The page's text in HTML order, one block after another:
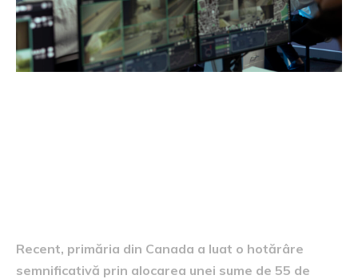
Recent, primăria din Canada a luat o hotărâre
semnificativă prin alocarea unei sume de 55 de